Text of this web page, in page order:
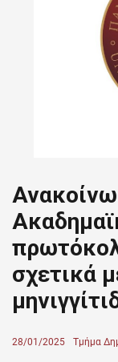
σχετικά
Posted
28/01/2025 Author
Τμήμα